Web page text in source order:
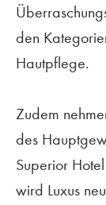
den
Hautpflege.
Zudem
des
Superior
wird Luxus